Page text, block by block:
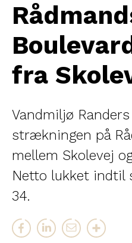
fra
Vandmiljø
strækningen på
mellem Skolevej
Netto lukket indtil
34.